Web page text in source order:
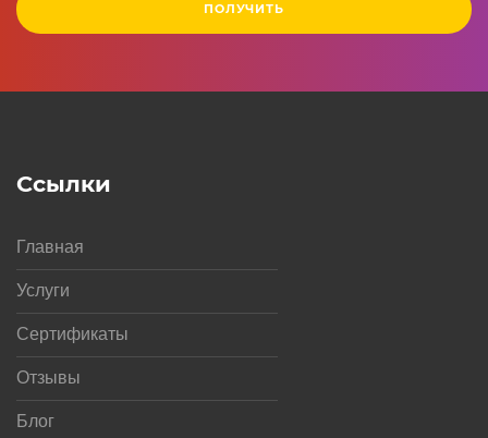
ПОЛУЧИТЬ
Ссылки
Главная
Услуги
Сертификаты
Отзывы
Блог